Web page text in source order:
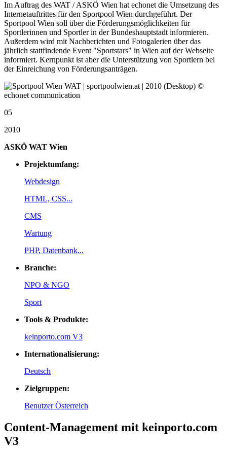
Im Auftrag des WAT / ASKÖ Wien hat echonet die Umsetzung des
Internetauftrittes für den Sportpool Wien durchgeführt. Der
Sportpool Wien soll über die Förderungsmöglichkeiten für
Sportlerinnen und Sportler in der Bundeshauptstadt informieren.
Außerdem wird mit Nachberichten und Fotogalerien über das
jährlich stattfindende Event "Sportstars" in Wien auf der Webseite
informiert. Kernpunkt ist aber die Unterstützung von Sportlern bei
der Einreichung von Förderungsanträgen.
05
2010
ASKÖ WAT Wien
Projektumfang:
Webdesign
HTML, CSS...
CMS
Wartung
PHP, Datenbank...
Branche:
NPO & NGO
Sport
Tools & Produkte:
keinporto.com V3
Internationalisierung:
Deutsch
Zielgruppen:
Benutzer Österreich
Content-Management mit keinporto.com
V3